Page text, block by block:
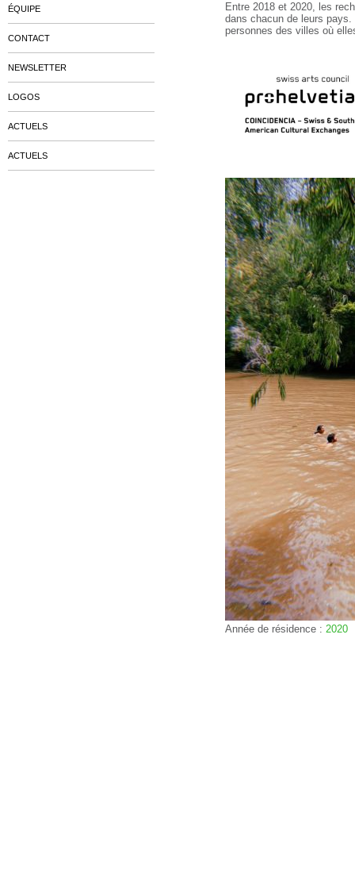
Entre 2018 et 2020, les
dans chacun de leurs
personnes des villes où
Année de résidence : 2020
ÉQUIPE
CONTACT
NEWSLETTER
LOGOS
ACTUELS
ACTUELS